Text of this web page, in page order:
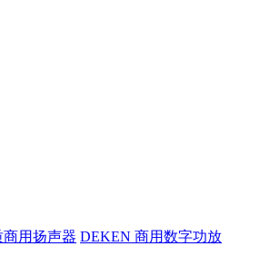
用扬声器 DEKEN 商用数字功放